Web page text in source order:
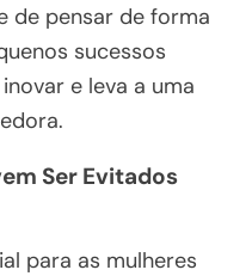
de pensar de forma
sucessos
e leva a uma
Ser Evitados
para as mulheres